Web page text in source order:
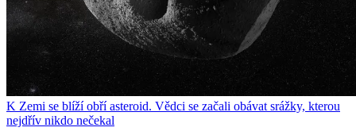
K Zemi se blíží obří asteroid. Vědci se začali obávat srážky, kterou
nejdřív nikdo nečekal